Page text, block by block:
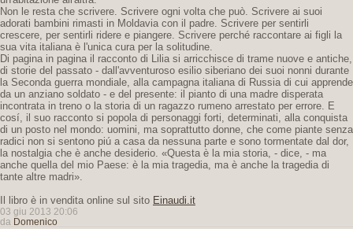
Non le resta che scrivere. Scrivere ogni volta che può. Scrivere ai suoi
adorati bambini rimasti in Moldavia con il padre. Scrivere per sentirli
crescere, per sentirli ridere e piangere. Scrivere perché raccontare ai figli la
sua vita italiana è l'unica cura per la solitudine.
Di pagina in pagina il racconto di Lilia si arricchisce di trame nuove e antiche,
di storie del passato - dall'avventuroso esilio siberiano dei suoi nonni durante
la Seconda guerra mondiale, alla campagna italiana di Russia di cui apprende
da un anziano soldato - e del presente: il pianto di una madre disperata
incontrata in treno o la storia di un ragazzo rumeno arrestato per errore. E
cosí, il suo racconto si popola di personaggi forti, determinati, alla conquista
di un posto nel mondo: uomini, ma soprattutto donne, che come piante senza
radici non si sentono piú a casa da nessuna parte e sono tormentate dal dor,
la nostalgia che è anche desiderio. «Questa è la mia storia, - dice, - ma
anche quella del mio Paese: è la mia tragedia, ma è anche la tragedia di
tante altre madri».
Il libro è in vendita online sul sito Einaudi.it
03 giu 2013 20:06
da Domenico